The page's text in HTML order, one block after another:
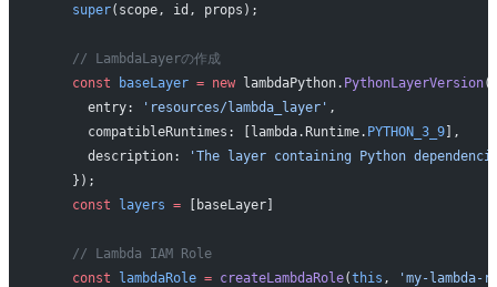
    super
(scope, id, props);
    // LambdaLayerの作成
    const
baseLayer = new lambdaPython. PythonLayerVersion(
      entry:
'resources/lambda_layer' ,
      compatibleRuntimes: [lambda.Runtime.
PYTHON_3_9],
      description:
'The layer containing Python
    });
    const
layers = [baseLayer]
    // Lambda IAM Role
    const
lambdaRole = createLambdaRole(this , 'my-lambda-